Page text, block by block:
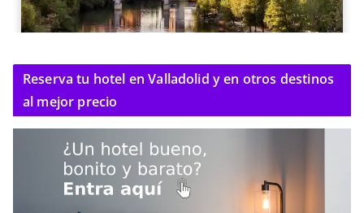
Reserva tu hotel en Valladolid y en otros destinos
al mejor precio